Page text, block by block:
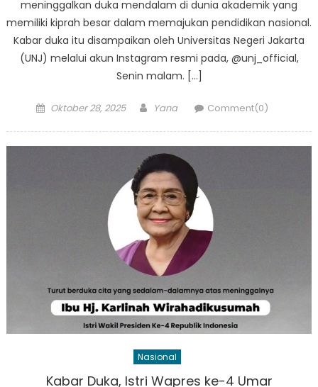
meninggalkan duka mendalam di dunia akademik yang
memiliki kiprah besar dalam memajukan pendidikan nasional.
Kabar duka itu disampaikan oleh Universitas Negeri Jakarta
(UNJ) melalui akun Instagram resmi pada, @unj_official,
Senin malam. […]
Posted
Oktober 28, 2025 Author
Yana Comment(0)
Nasional
Kabar Duka, Istri Wapres ke-4 Umar